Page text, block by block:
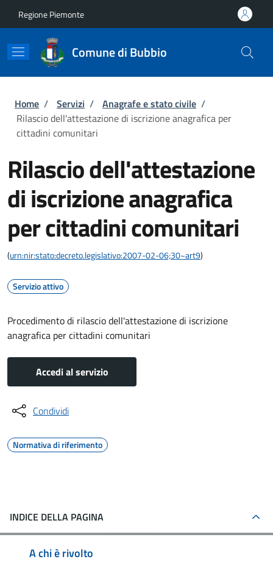
Regione Piemonte
Comune di Bubbio
Briciole di pane
Home / Servizi / Anagrafe e stato civile /
Rilascio dell'attestazione di iscrizione anagrafica per
cittadini comunitari
Rilascio dell'attestazione
di iscrizione anagrafica
per cittadini comunitari
(urn:nir:stato:decreto.legislativo:2007-02-06;30~art9)
Servizio attivo
Procedimento di rilascio dell'attestazione di iscrizione
anagrafica per cittadini comunitari
Accedi al servizio
Condividi
Normativa di riferimento
INDICE DELLA PAGINA
A chi è rivolto